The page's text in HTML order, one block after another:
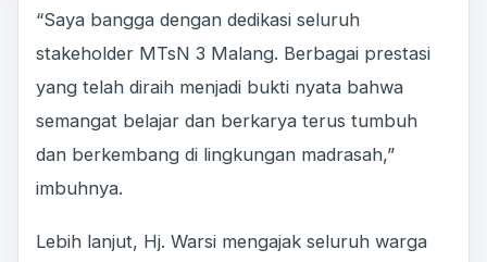
“Saya bangga dengan dedikasi seluruh
stakeholder MTsN 3 Malang. Berbagai prestasi
yang telah diraih menjadi bukti nyata bahwa
semangat belajar dan berkarya terus tumbuh
dan berkembang di lingkungan madrasah,”
imbuhnya.
Lebih lanjut, Hj. Warsi mengajak seluruh warga